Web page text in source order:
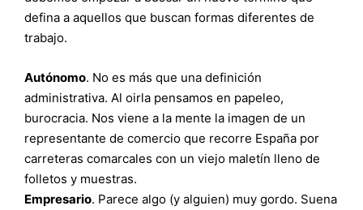
defina a aquellos que buscan formas diferentes de
trabajo.
Autónomo. No es más que una definición
administrativa. Al oirla pensamos en papeleo,
burocracia. Nos viene a la mente la imagen de un
representante de comercio que recorre España por
carreteras comarcales con un viejo maletín lleno de
folletos y muestras.
Empresario. Parece algo (y alguien) muy gordo. Suena